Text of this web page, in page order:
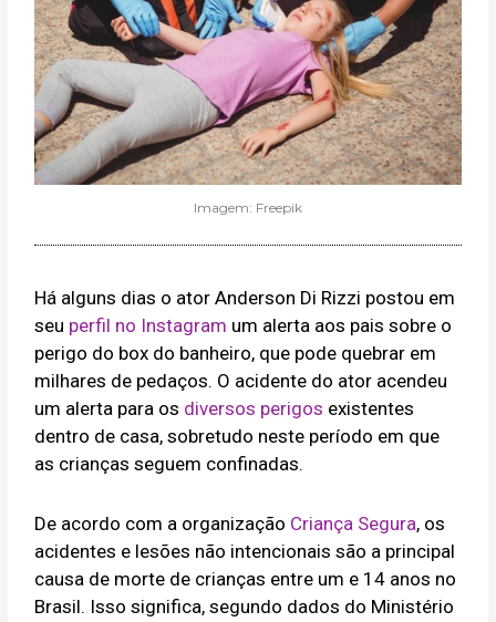
Imagem: Freepik
Há alguns dias o ator Anderson Di Rizzi postou em
seu perfil no Instagram um alerta aos pais sobre o
perigo do box do banheiro, que pode quebrar em
milhares de pedaços. O acidente do ator acendeu
um alerta para os diversos perigos existentes
dentro de casa, sobretudo neste período em que
as crianças seguem confinadas.
De acordo com a organização Criança Segura, os
acidentes e lesões não intencionais são a principal
causa de morte de crianças entre um e 14 anos no
Brasil. Isso significa, segundo dados do Ministério